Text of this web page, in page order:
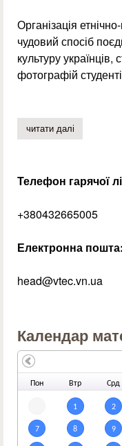
Організація
чудовий спосіб
культуру
фотографій
читати далі
Телефон гарячої
+380432665005
Електронна пошта:
head@vtec.vn.ua
Календар
Пон Втр Срд
1 2
7 8 9